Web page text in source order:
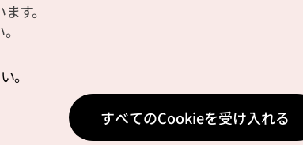
ンロード
ク／電子書籍
位置情報サービス利用規約
個人位置情報取扱いポリシー
す。
。
すべてのCookieを受け入れる